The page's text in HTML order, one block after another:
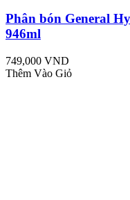
Phân bón General
946ml
749,000 VND
Thêm Vào Giỏ